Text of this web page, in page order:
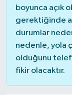
boyunca açık
gerektiğinde
durumlar
nedenle, yola
olduğunu
fikir olacaktır.